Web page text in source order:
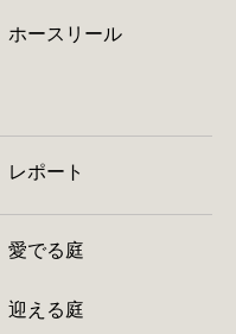
ホースリール
レポート
愛でる庭
迎える庭